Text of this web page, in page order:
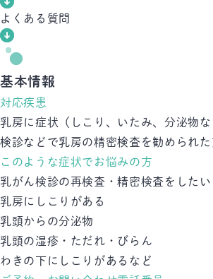
よくある質問
基本情報
対応疾患
乳房に症状（しこり、いたみ、分泌物
検診などで乳房の精密検査を勧められた
このような症状でお悩みの方
乳がん検診の再検査・精密検査をしたい
乳房にしこりがある
乳頭からの分泌物
乳頭の湿疹・ただれ・びらん
わきの下にしこりがあるなど